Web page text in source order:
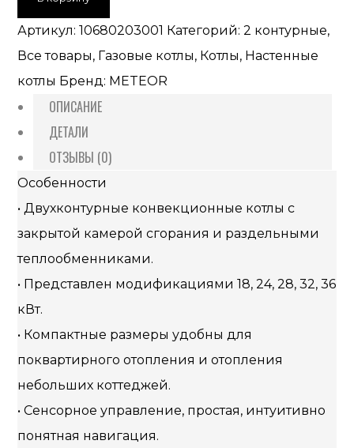
Артикул:10680203001 Категорий:2 контурные,
Все товары, Газовые котлы, Котлы, Настенные
котлы Бренд: METEOR
ОПИСАНИЕ
ДЕТАЛИ
ОТЗЫВЫ (0)
Особенности
• Двухконтурные конвекционные котлы с
закрытой камерой сгорания и раздельными
теплообменниками.
• Представлен модификациями 18, 24, 28, 32, 36
кВт.
• Компактные размеры удобны для
поквартирного отопления и отопления
небольших коттеджей.
• Сенсорное управление, простая, интуитивно
понятная навигация.